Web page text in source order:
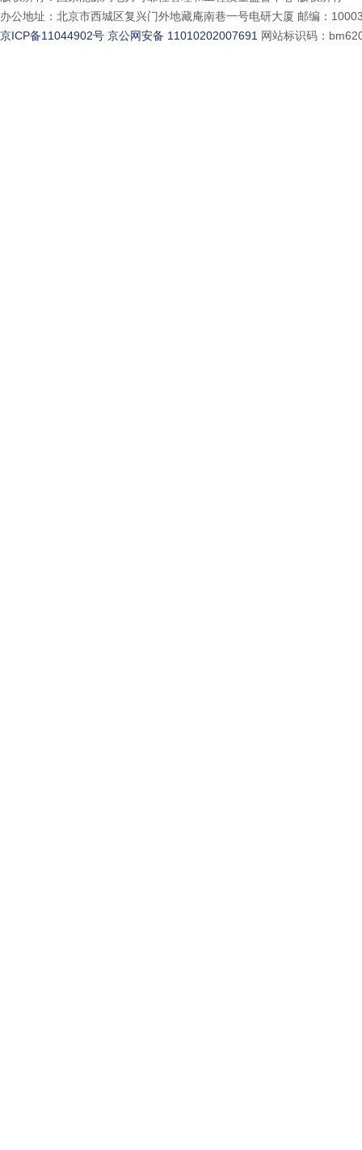
办公地址：北京市西城区复兴门外地藏庵南巷一号电研大厦 邮编：
京ICP备11044902号 京公网安备 11010202007691 网站标识码：